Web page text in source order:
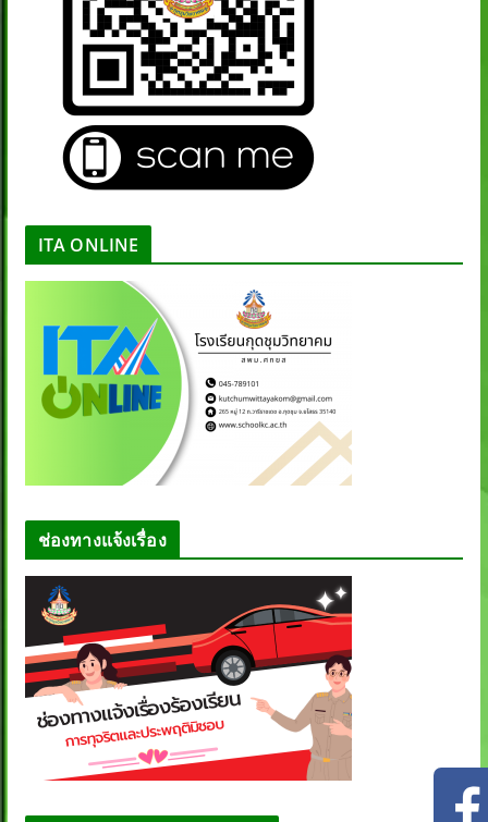
ITA ONLINE
ช่องทางแจ้งเรื่อง